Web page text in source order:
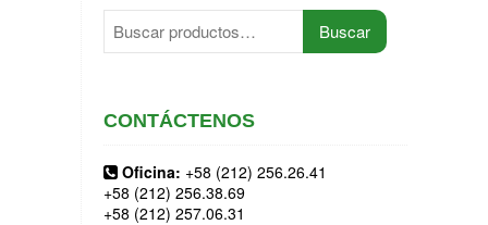
por:Buscar
CONTÁCTENOS
Oficina: +58 (212) 256.26.41
+58 (212) 256.38.69
+58 (212) 257.06.31